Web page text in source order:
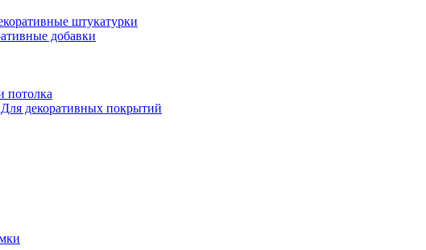
штукатурки
добавки
потолка
Для декоративных покрытий